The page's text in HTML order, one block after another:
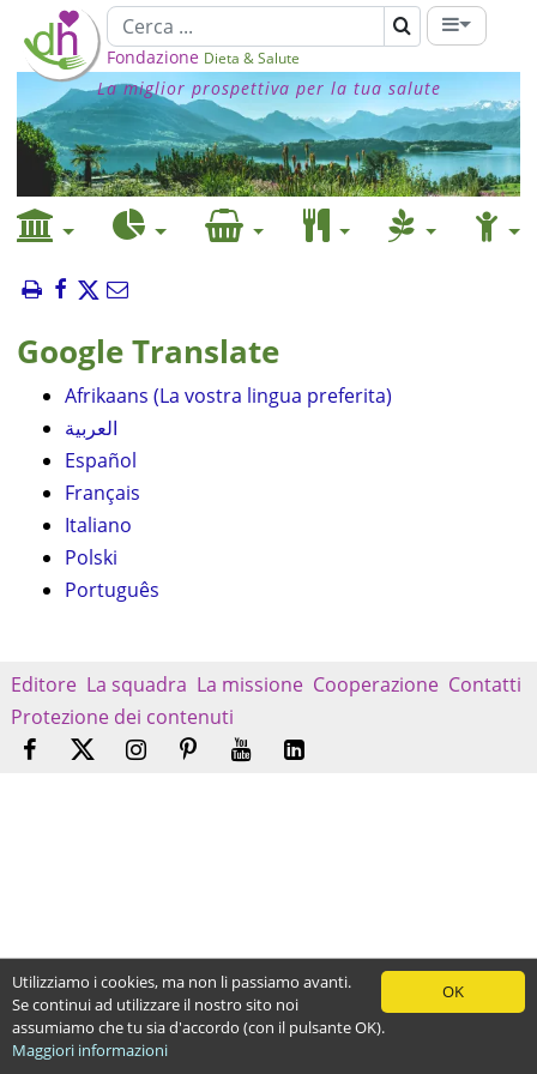
Fondazione Dieta & Salute
La miglior prospettiva per la tua salute
Google Translate
Afrikaans (La vostra lingua preferita)
العربية
Español
Français
Italiano
Polski
Português
Editore La squadra La missione Cooperazione Contatti
Protezione dei contenuti
OK
Utilizziamo i cookies, ma non li passiamo avanti.
Se continui ad utilizzare il nostro sito noi
assumiamo che tu sia d'accordo (con il pulsante OK).
Maggiori informazioni